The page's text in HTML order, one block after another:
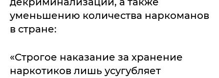
уменьшению количества наркоманов
в стране:
«Строгое наказание за хранение
наркотиков лишь усугубляет